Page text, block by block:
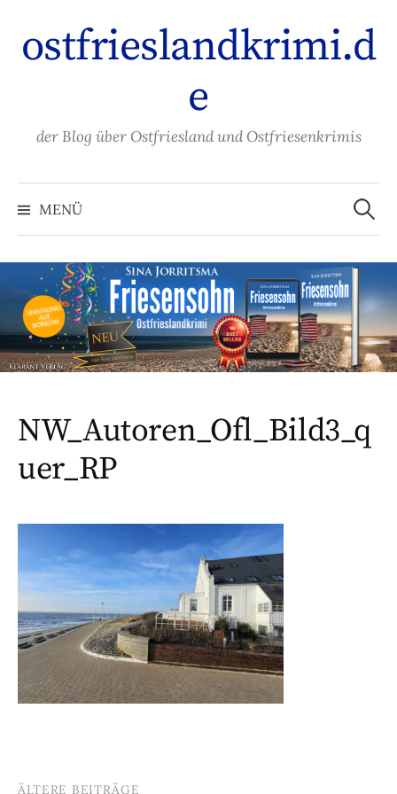
Inhalt
überspringen
ostfrieslandkrimi.d
e
der Blog über Ostfriesland und Ostfriesenkrimis
MENÜ
Suchen
nach:
NW_Autoren_Ofl_Bild3_q
uer_RP
ÄLTERE BEITRÄGE